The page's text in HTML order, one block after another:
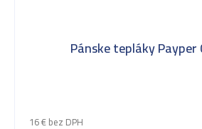
Pánske tepláky Payper
16 € bez DPH